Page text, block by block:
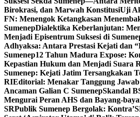
Birokrasi, dan Marwah KonstitusiUji
FN: Menengok Ketangkasan
SumenepDialektika Keberlanjutan:
Menjadi Episentrum Suksesi di
Adhyaksa: Antara Prestasi Kejati dan
Sumenep12 Tahun Madura Expose:
Kepastian Hukum dan Menjadi Suara
Sumenep: Kejati Jatim Tersangkakan
RIEditorial: Menakar Tanggung
Ancaman Galian C SumenepSkandal
Mengurai Peran AHS dan Bayang-
SRPublik Sumenep Bergolak: